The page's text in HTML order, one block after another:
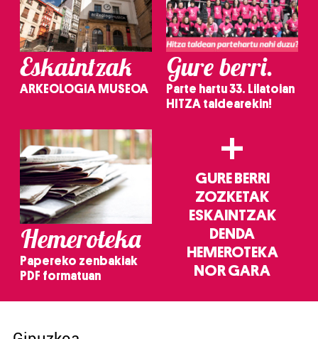
Eskaintzak
ARKEOLOGIA MUSEOA
Gure berri.
Parte hartu 33. Lilatoian
HITZA taldearekin!
Hemeroteka
Papereko zenbakiak
PDF formatuan
+
GURE BERRI
ZOZKETAK
ESKAINTZAK
DENDA
HEMEROTEKA
NOR GARA